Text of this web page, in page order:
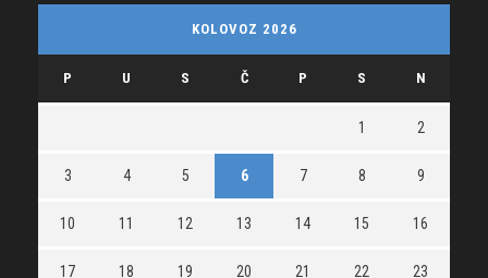
KOLOVOZ 2026
P U S Č P S N
1 2
3 4 5 6 7 8 9
10 11 12 13 14 15 16
17 18 19 20 21 22 23